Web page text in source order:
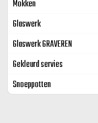
Mokken
Glaswerk
Glaswerk GRAVEREN
Gekleurd servies
Snoeppotten